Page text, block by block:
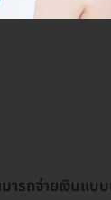
ารถจ่ายเงินแบ